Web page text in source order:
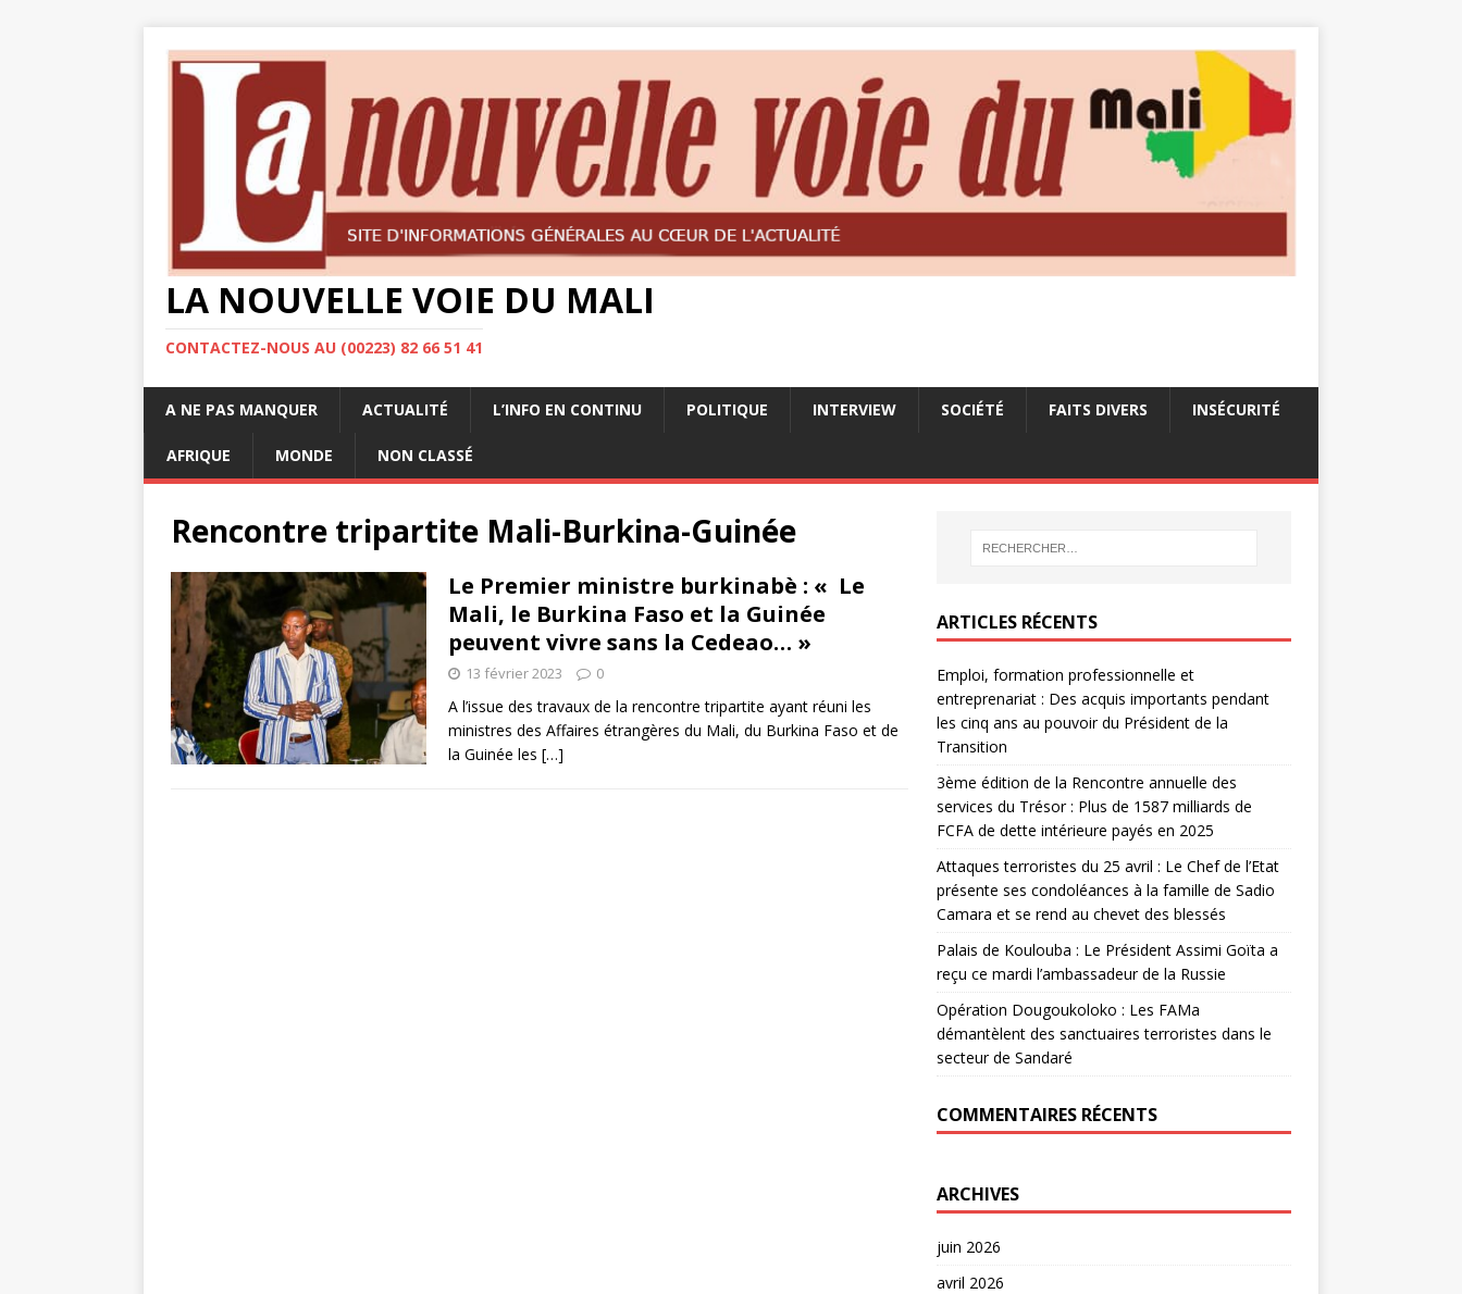
LA NOUVELLE VOIE DU MALI
CONTACTEZ-NOUS AU (00223) 82 66 51 41
A NE PAS MANQUER ACTUALITÉ L’INFO EN CONTINU POLITIQUE INTERVIEW SOCIÉTÉ FAITS DIVERS INSÉCURITÉ
AFRIQUE MONDE NON CLASSÉ
Rencontre tripartite Mali-Burkina-Guinée
Le Premier ministre burkinabè : « Le
Mali, le Burkina Faso et la Guinée
peuvent vivre sans la Cedeao… »
13 février 2023 0
A l’issue des travaux de la rencontre tripartite ayant réuni les
ministres des Affaires étrangères du Mali, du Burkina Faso et de
la Guinée les […]
ARTICLES RÉCENTS
Emploi, formation professionnelle et
entreprenariat : Des acquis importants pendant
les cinq ans au pouvoir du Président de la
Transition
3ème édition de la Rencontre annuelle des
services du Trésor : Plus de 1587 milliards de
FCFA de dette intérieure payés en 2025
Attaques terroristes du 25 avril : Le Chef de l’Etat
présente ses condoléances à la famille de Sadio
Camara et se rend au chevet des blessés
Palais de Koulouba : Le Président Assimi Goïta a
reçu ce mardi l’ambassadeur de la Russie
Opération Dougoukoloko : Les FAMa
démantèlent des sanctuaires terroristes dans le
secteur de Sandaré
COMMENTAIRES RÉCENTS
ARCHIVES
juin 2026
avril 2026